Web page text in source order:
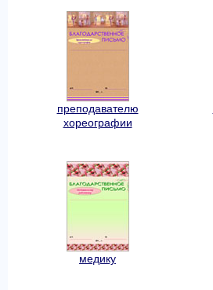
преподавателю
хореографии
медику